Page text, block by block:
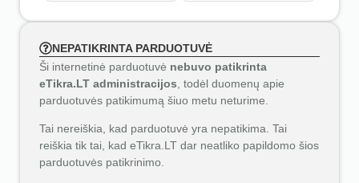
NEPATIKRINTA PARDUOTUVĖ
Ši internetinė parduotuvė nebuvo patikrinta
eTikra.LT administracijos , todėl duomenų apie
parduotuvės patikimumą šiuo metu neturime.
Tai nereiškia, kad parduotuvė yra nepatikima. Tai
reiškia tik tai, kad eTikra.LT dar neatliko papildomo šios
parduotuvės patikrinimo.